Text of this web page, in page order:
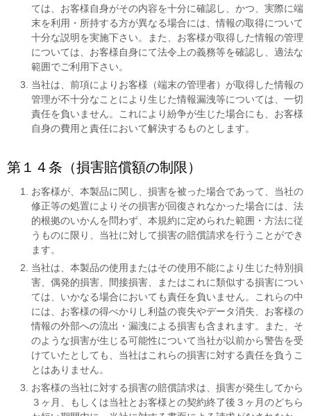
ては、お客様自身がその内容を十分に確認し、かつ、実際に端
末を利用・所持する方が異なる場合には、情報の取得について
十分な説明を実施下さい。また、お客様が取得した情報の管理
については、お客様自身にて法令上の義務等を確認し、適法な
範囲でご利用下さい。
当社は、前項によりお客様（端末の管理者）が取得した情報の
管理が不十分なことにより生じた情報漏洩等については、一切
責任を負いません。これにより紛争が生じた場合にも、お客様
自身の費用と責任において解決するものとします。
第１４条（損害賠償額の制限）
お客様が、本製品に関し、損害を被った場合であって、当社の
修正等の処置によりその損害が回復されなかった場合には、法
的根拠のいかんを問わず、本規約に定められた範囲・方法に従
うものに限り、当社に対して損害の賠償請求を行うことができ
ます。
当社は、本製品の使用またはその使用不能により生じた特別損
害、偶発的損害、間接損害、またはこれに類似する損害につい
ては、いかなる場合においても責任を負いません。これらの中
には、お客様の得べかりし利益の喪失やデータ消失、お客様の
情報の外部への流出・漏洩による損害も含まれます。また、そ
のような損害が生じる可能性について当社が以前から警告を受
けていたとしても、当社はこれらの損害に対する責任を負うこ
とはありません。
お客様の当社に対する損害の賠償請求は、損害が発生してから
３ヶ月、もしくは当社とお客様との契約終了後３ヶ月のどちら